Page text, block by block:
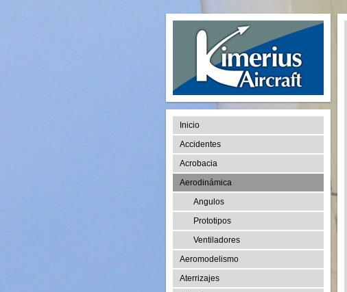
Inicio
Accidentes
Acrobacia
Aerodinámica
Angulos
Prototipos
Ventiladores
Aeromodelismo
Aterrizajes